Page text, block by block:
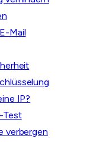
Mail
IP?
Test
verbergen